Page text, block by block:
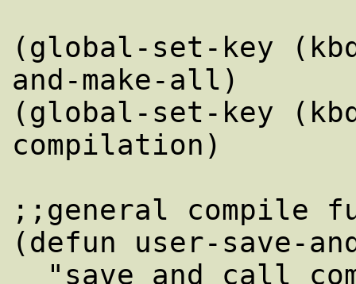
(global-set-key
and-make-all)
(global-set-key
compilation)
;;general compile
(defun user-save-
"save and call